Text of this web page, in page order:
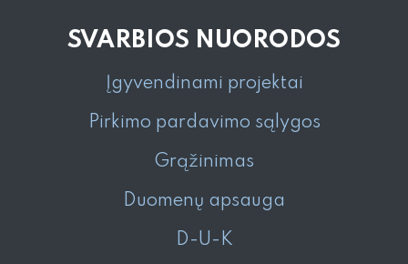
SVARBIOS NUORODOS
Įgyvendinami projektai
Pirkimo pardavimo sąlygos
Grąžinimas
Duomenų apsauga
D-U-K